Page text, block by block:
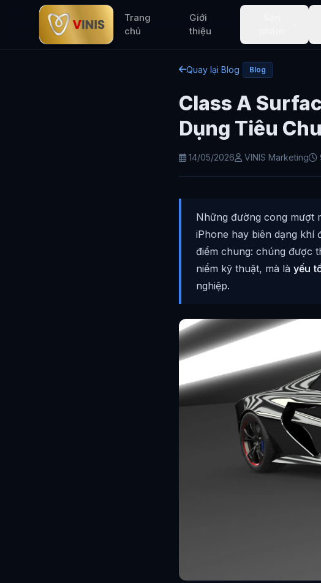
Trang
chủ
Giới
thiệu
Quay lại Blog Blog
Class A
Dụng Tiêu
14/05/2026 VINIS Marketing
Những đường cong mượt
iPhone hay biên dạng khí
điểm chung: chúng được
niểm kỹ thuật, mà là yếu
nghiệp.